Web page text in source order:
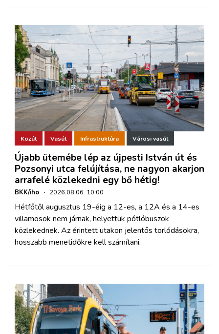
Közút Vasút Infrastruktúra Városi vasút
Újabb ütemébe lép az újpesti István út és
Pozsonyi utca felújítása, ne nagyon akarjon
arrafelé közlekedni egy bő hétig!
BKK/iho · 2026.08.06. 10:00
Hétfőtől augusztus 19-éig a 12-es, a 12A és a 14-es
villamosok nem járnak, helyettük pótlóbuszok
közlekednek. Az érintett utakon jelentős torlódásokra,
hosszabb menetidőkre kell számítani.